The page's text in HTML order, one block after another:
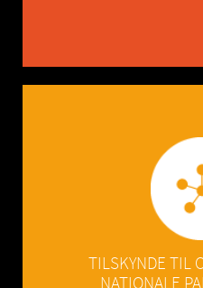
TILSKYNDE TIL
ved at styrke vores
franske